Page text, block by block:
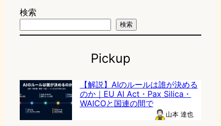
検索
検索
Pickup
【解説】AIのルールは誰が決める
のか｜EU AI Act・Pax Silica・
WAICOと国連の間で
山本 達也